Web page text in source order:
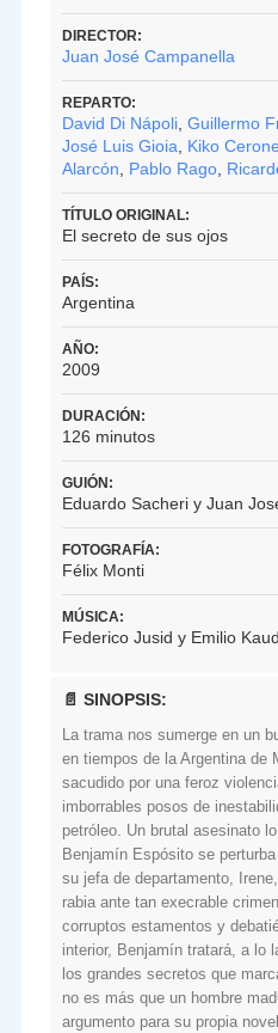
DIRECTOR:
Juan José Campanella
REPARTO:
David Di Nápoli ,Guillermo
José Luis Gioia
Kiko Cerone
Alarcón
Pablo Rago
TÍTULO ORIGINAL:
El secreto de sus ojos
PAÍS:
Argentina
AÑO:
2009
DURACIÓN:
126 minutos
GUIÓN:
Eduardo Sacheri y Juan
FOTOGRAFÍA:
Félix Monti
MÚSICA:
Federico Jusid y Emilio
📄 SINOPSIS:
La trama nos sumerge en un
en tiempos de la Argentina de
sacudido por una feroz
imborrables posos de
petróleo. Un brutal asesinato
Benjamín Espósito se
su jefa de departamento,
rabia ante tan execrable
corruptos estamentos y
interior, Benjamín tratará, a lo
los grandes secretos que
no es más que un hombre
argumento para su propia